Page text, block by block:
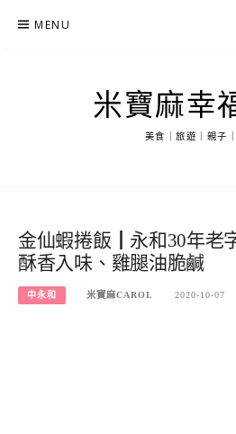
MENU
米寶麻幸
美食｜旅遊｜親子
金仙蝦捲飯┃永和30年老
酥香入味、雞腿油脆鹹
中永和 米寶麻CAROL 2020-10-07